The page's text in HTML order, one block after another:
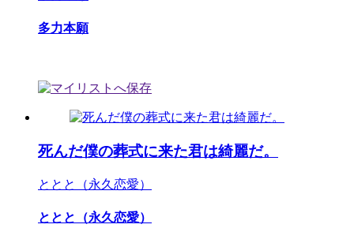
多力本願
死んだ僕の葬式に来た君は綺麗だ。
ととと（永久恋愛）
ととと（永久恋愛）